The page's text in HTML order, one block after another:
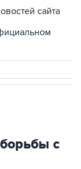
сайта
с